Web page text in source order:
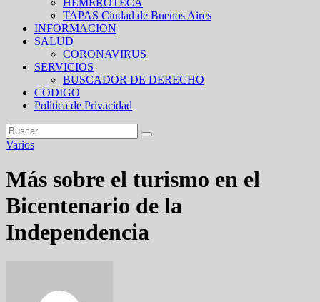
TAPAS Ciudad de Buenos Aires
INFORMACION
SALUD
CORONAVIRUS
SERVICIOS
BUSCADOR DE DERECHO
CODIGO
Política de Privacidad
Varios
Más sobre el turismo en el
Bicentenario de la
Independencia